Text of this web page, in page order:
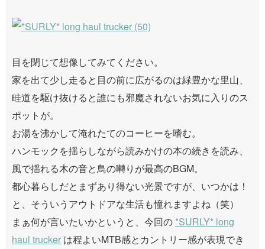
目を閉じて想像してみてください。
家を出て少し走ると目の前に広がるのは緑豊かな里山、
畦道を駆け抜けると誰にも邪魔されないお気に入りのス
ポットが。
お湯を沸かして淹れたてのコーヒーを嗜む。
ハンモックを揺らしながら読みかけの本の続きを読み、
風で揺れる木の音と鳥の囀りが最高のBGM。
都心暮らしだとまずあり得ない光景ですが、いつかは！
と、そういうアウトドアな生活も憧れますよね（笑）
まぁ何が言いたいかというと、今回の *SURLY* long
haul trucker は程よいMTB感とカントリー感が表現でき